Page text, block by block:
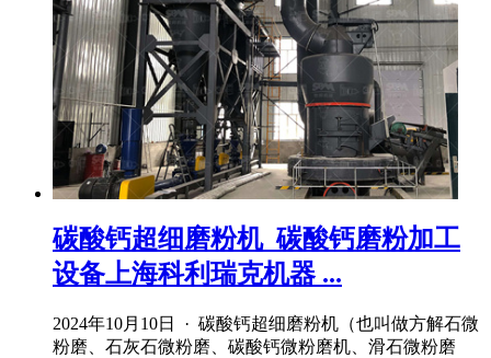
碳酸钙超细磨粉机_碳酸钙磨粉加工
设备上海科利瑞克机器 ...
2024年10月10日 · 碳酸钙超细磨粉机（也叫做方解石微
粉磨、石灰石微粉磨、碳酸钙微粉磨机、滑石微粉磨